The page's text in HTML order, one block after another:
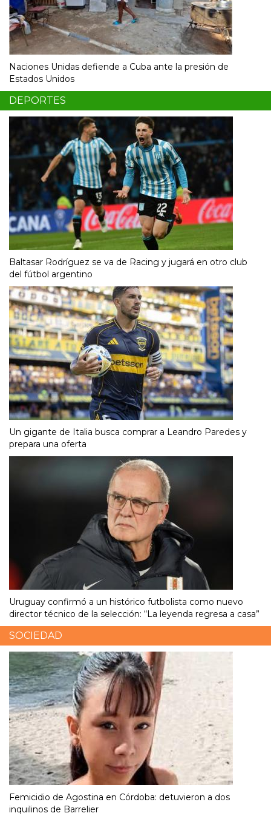
Naciones Unidas defiende a Cuba ante la presión de
Estados Unidos
DEPORTES
Baltasar Rodríguez se va de Racing y jugará en otro club
del fútbol argentino
Un gigante de Italia busca comprar a Leandro Paredes y
prepara una oferta
Uruguay confirmó a un histórico futbolista como nuevo
director técnico de la selección: “La leyenda regresa a casa”
SOCIEDAD
Femicidio de Agostina en Córdoba: detuvieron a dos
inquilinos de Barrelier